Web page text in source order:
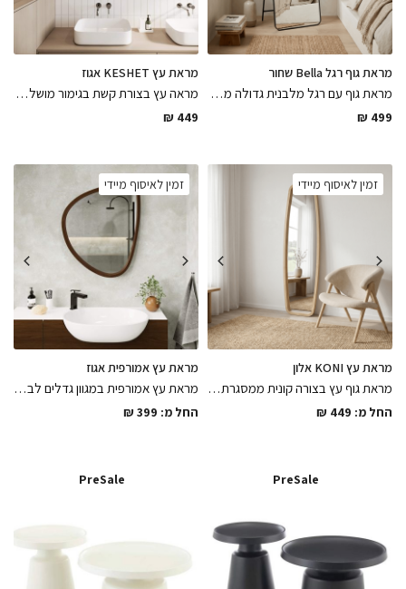
מראת גוף רגל Bella שחור
מראת גוף עם רגל מלבנית גדולה ממסגרת מתכת דקיקה בגוון שחור מט עם קצוות מעוגלים צבועה בתנור בגימור מושלם
₪ 499
מראת עץ KESHET אגוז
מראה עץ בצורת קשת בגימור מושלם מעץ טבעי גימור איגוז אמריקאי בצבע בלכה מט
₪ 449
זמין לאיסוף מיידי
מראת עץ KONI אלון
מראת גוף עץ בצורה קונית ממסגרת עץ בגימור לכה מט במגוון מידות לבחירה לחלל צר , פיס שיסגור את הפינה
החל מ: ₪ 449
זמין לאיסוף מיידי
מראת עץ אמורפית אגוז
מראת עץ אמורפית במגוון גדלים לבחירה ממסגרת עץ בגימור אגוז אמריקאי חלק, מותאמת גם לחדרי רחצה
החל מ: ₪ 399
PreSale
PreSale